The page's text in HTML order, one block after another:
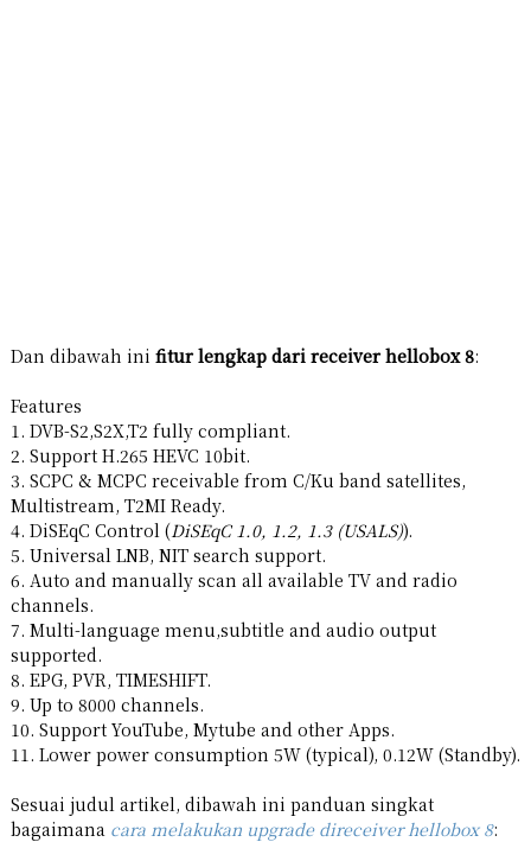
Dan dibawah ini fitur lengkap dari receiver hellobox 8:
Features
1. DVB-S2,S2X,T2 fully compliant.
2. Support H.265 HEVC 10bit.
3. SCPC & MCPC receivable from C/Ku band satellites,
Multistream, T2MI Ready.
4. DiSEqC Control (DiSEqC 1.0, 1.2, 1.3 (USALS)).
5. Universal LNB, NIT search support.
6. Auto and manually scan all available TV and radio
channels.
7. Multi-language menu,subtitle and audio output
supported.
8. EPG, PVR, TIMESHIFT.
9. Up to 8000 channels.
10. Support YouTube, Mytube and other Apps.
11. Lower power consumption 5W (typical), 0.12W (Standby).
Sesuai judul artikel, dibawah ini panduan singkat
bagaimana cara melakukan upgrade direceiver hellobox 8: